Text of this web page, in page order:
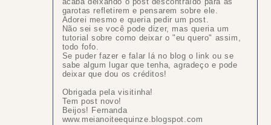
garotas refletirem e pensarem sobre ele.
Adorei mesmo e queria pedir um post.
Não sei se você pode dizer, mas queria um
tutorial sobre como deixar o "eu quero" assim,
todo fofo.
Se puder fazer e falar lá no blog o link ou se
sabe algum lugar que tenha, agradeço e pode
deixar que dou os créditos!
Obrigada pela visitinha!
Tem post novo!
Beijos! Fernanda
www.meianoiteequinze.blogspot.com